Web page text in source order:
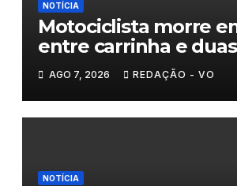
NOTÍCIA
Motociclista morre
entre carrinha e
em Chaves
AGO 7, 2026 REDAÇÃO - VO
NOTÍCIA